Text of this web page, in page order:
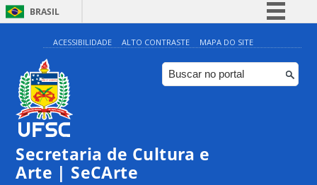
BRASIL
Simplifique!
Comunica BR
Participe
ACESSIBILIDADE ALTO CONTRASTE MAPA DO SITE
Secretaria de Cultura e
Arte | SeCArte